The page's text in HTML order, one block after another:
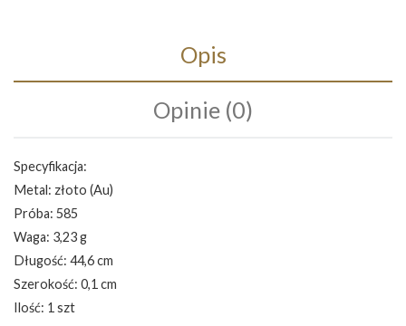
Opis
Opinie (0)
Specyfikacja:
Metal: złoto (Au)
Próba: 585
Waga: 3,23 g
Długość: 44,6 cm
Szerokość: 0,1 cm
Ilość: 1 szt